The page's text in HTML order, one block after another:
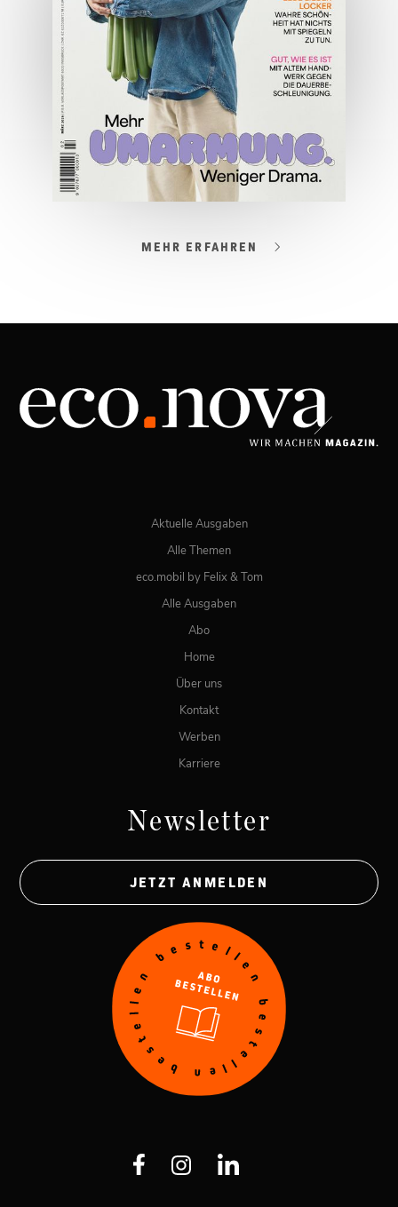
ONLINE LESEN
03/2026
JETZT BESTELLEN
MEHR ERFAHREN
Aktuelle Ausgaben
Alle Themen
eco.mobil by Felix & Tom
Alle Ausgaben
Abo
Home
Über uns
Kontakt
Werben
Karriere
Newsletter
JETZT ANMELDEN